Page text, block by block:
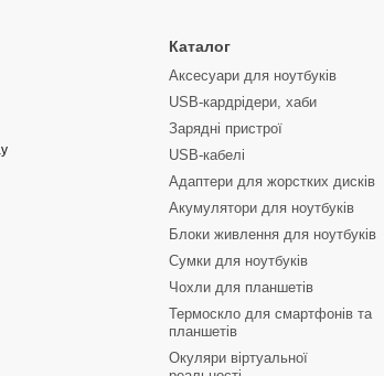
Каталог
Аксесуари для ноутбуків
USB-кардрідери, хаби
Зарядні пристрої
USB-кабелі
Адаптери для жорстких дисків
Акумулятори для ноутбуків
Блоки живлення для ноутбуків
Сумки для ноутбуків
Чохли для планшетів
Термоскло для смартфонів та
планшетів
Окуляри віртуальної